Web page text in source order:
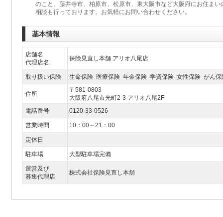
のこと、藤井寺市、柏原市、松原市、東大阪市など大阪府にお住ま
相談も行っております。お気軽にお問い合わせください。
基本情報
店舗名
代理店名
保険見直し本舗 アリオ八尾店
取り扱い保険 生命保険 医療保険 年金保険 学資保険 女性保険 がん
住所
〒581-0803
大阪府八尾市光町2-3 アリオ八尾2F
電話番号
0120-33-0526
営業時間 10：00～21：00
定休日
駐車場 大型駐車場完備
運営及び
募集代理店
株式会社保険見直し本舗